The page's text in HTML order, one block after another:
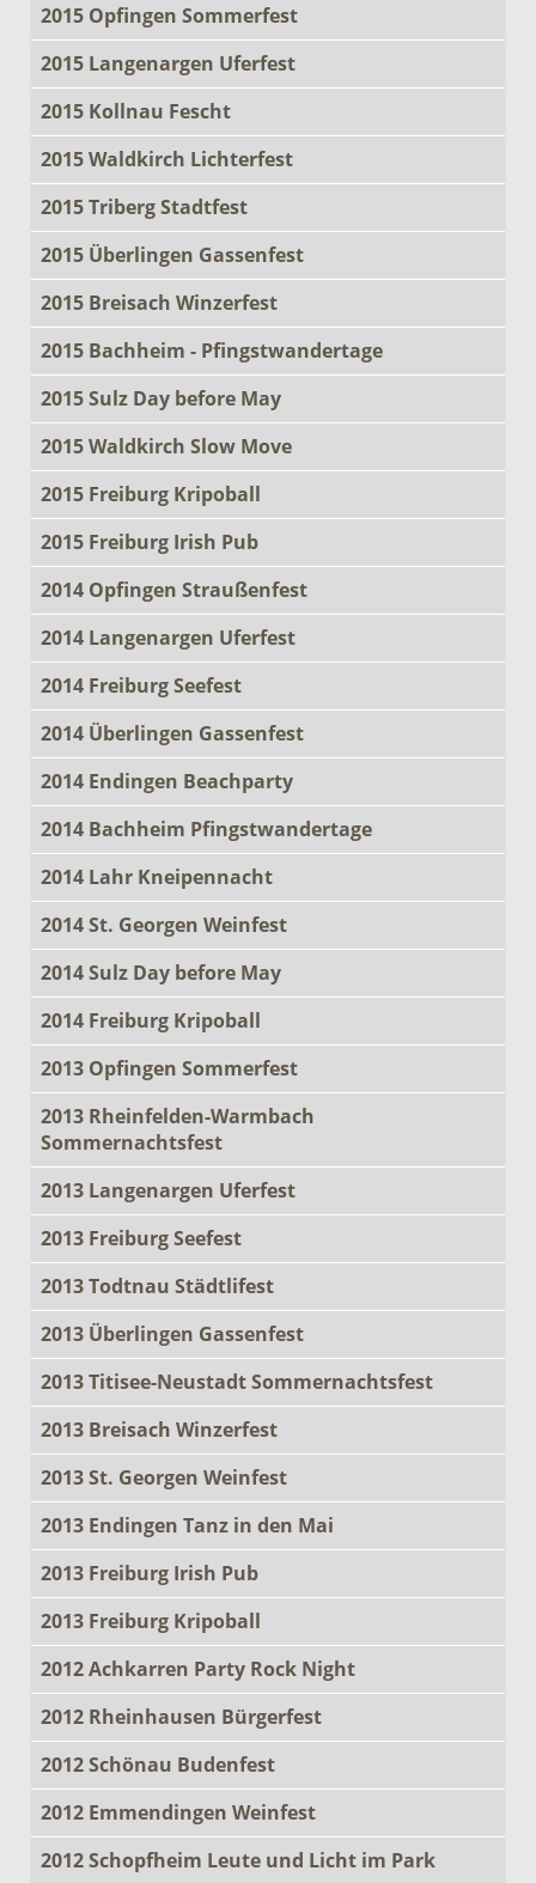
2015 Opfingen Sommerfest
2015 Langenargen Uferfest
2015 Kollnau Fescht
2015 Waldkirch Lichterfest
2015 Triberg Stadtfest
2015 Überlingen Gassenfest
2015 Breisach Winzerfest
2015 Bachheim - Pfingstwandertage
2015 Sulz Day before May
2015 Waldkirch Slow Move
2015 Freiburg Kripoball
2015 Freiburg Irish Pub
2014 Opfingen Straußenfest
2014 Langenargen Uferfest
2014 Freiburg Seefest
2014 Überlingen Gassenfest
2014 Endingen Beachparty
2014 Bachheim Pfingstwandertage
2014 Lahr Kneipennacht
2014 St. Georgen Weinfest
2014 Sulz Day before May
2014 Freiburg Kripoball
2013 Opfingen Sommerfest
2013 Rheinfelden-Warmbach
Sommernachtsfest
2013 Langenargen Uferfest
2013 Freiburg Seefest
2013 Todtnau Städtlifest
2013 Überlingen Gassenfest
2013 Titisee-Neustadt Sommernachtsfest
2013 Breisach Winzerfest
2013 St. Georgen Weinfest
2013 Endingen Tanz in den Mai
2013 Freiburg Irish Pub
2013 Freiburg Kripoball
2012 Achkarren Party Rock Night
2012 Rheinhausen Bürgerfest
2012 Schönau Budenfest
2012 Emmendingen Weinfest
2012 Schopfheim Leute und Licht im Park